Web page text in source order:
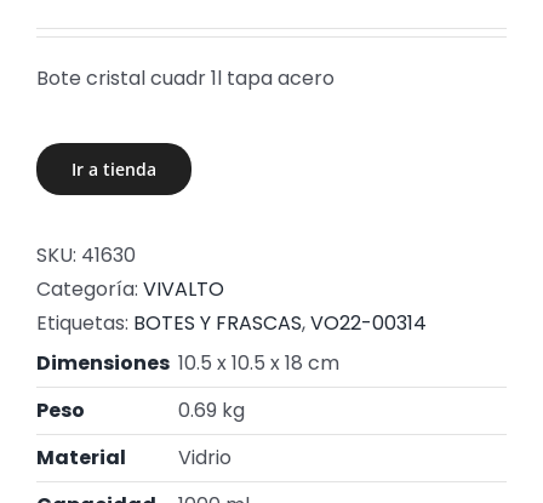
Bote cristal cuadr 1l tapa acero
Ir a tienda
SKU: 41630
Categoría: VIVALTO
Etiquetas: BOTES Y FRASCAS,VO22-00314
Dimensiones 10.5 x 10.5 x 18 cm
Peso
0.69 kg
Material
Vidrio